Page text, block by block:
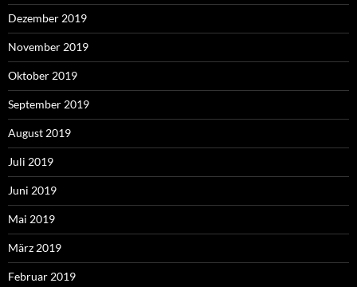
Dezember 2019
November 2019
Oktober 2019
September 2019
August 2019
Juli 2019
Juni 2019
Mai 2019
März 2019
Februar 2019